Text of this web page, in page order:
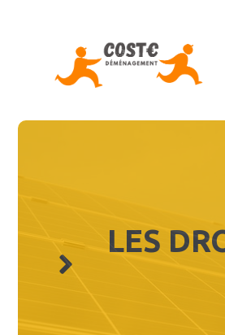
LES